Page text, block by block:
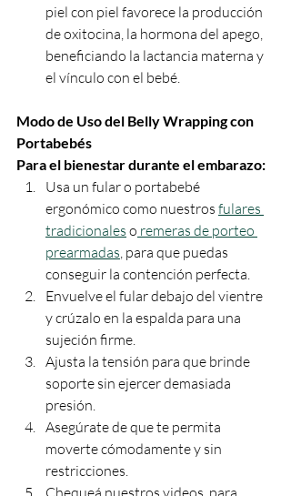
piel con piel favorece la producción
de oxitocina, la hormona del apego,
beneficiando la lactancia materna y
el vínculo con el bebé.
Modo de Uso del Belly Wrapping con
Portabebés
Para el bienestar durante el embarazo:
Usa un fular o portabebé
ergonómico como nuestros fulares
tradicionales o remeras de porteo
prearmadas , para que puedas
conseguir la contención perfecta.
Envuelve el fular debajo del vientre
y crúzalo en la espalda para una
sujeción firme.
Ajusta la tensión para que brinde
soporte sin ejercer demasiada
presión.
Asegúrate de que te permita
moverte cómodamente y sin
restricciones.
Chequeá nuestros videos para